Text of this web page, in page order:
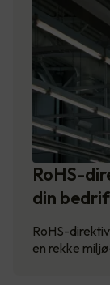
RoHS-
din
RoHS-
en rekke